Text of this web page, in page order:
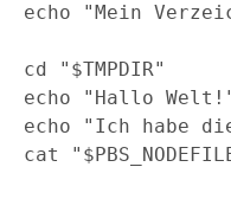
echo "Mein
cd "$TMPDIR"
echo "Hallo
echo "Ich habe
cat